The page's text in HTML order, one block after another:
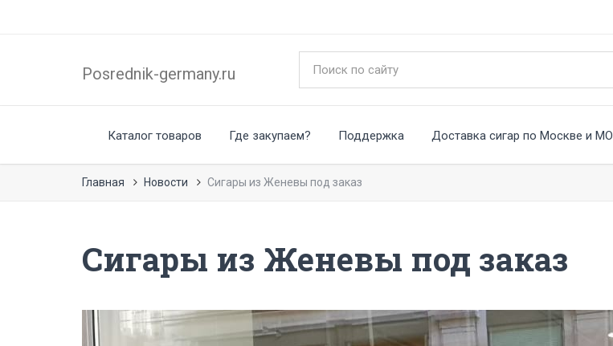
Posrednik-germany.ru
Каталог товаров Где закупаем? Поддержка Доставка сигар по Москве и МО
Главная Новости Сигары из Женевы под заказ
Сигары из Женевы под заказ